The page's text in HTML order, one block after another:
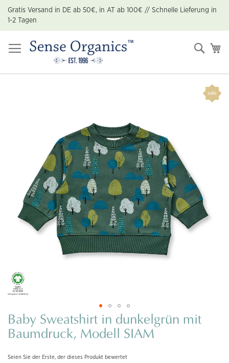
Zum
Inhalt
springen
Gratis Versand in DE ab 50€, in AT ab 100€ // Schnelle Lieferung in
1-2 Tagen
Suche
Zum
Anfang
der
springen
Baby Sweatshirt in dunkelgrün mit
Baumdruck, Modell SIAM
Seien Sie der Erste, der dieses Produkt bewertet